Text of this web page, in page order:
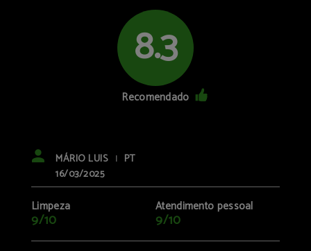
8.3
Recomendado
MÁRIO LUIS |
PT
16/03/2025
Limpeza
9/10
Atendimento pessoal
9/10